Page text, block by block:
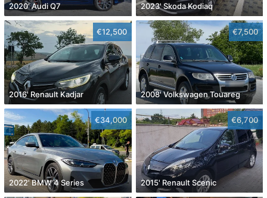
2020' Audi Q7 2023' Skoda Kodiaq
€12,500
2016' Renault Kadjar
€7,500
2008' Volkswagen Touareg
€34,000
2022' BMW 4 Series
€6,700
2015' Renault Scenic